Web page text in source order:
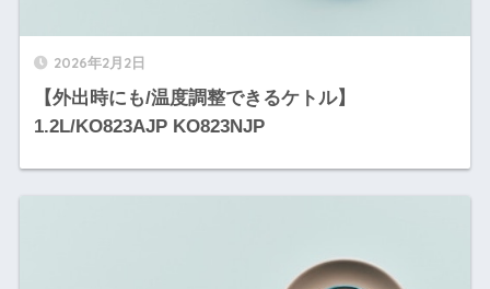
2026年2月2日
【外出時にも/温度調整できるケトル】
1.2L/KO823AJP KO823NJP